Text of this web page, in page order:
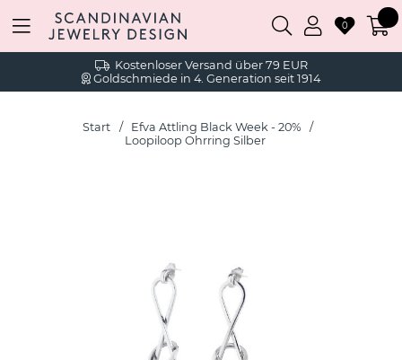
Kostenloser Versand über 79 EUR
Goldschmiede in 4. Generation seit 1914
0
Start
Efva Attling Black Week - 20%
Loopiloop Ohrring Silber